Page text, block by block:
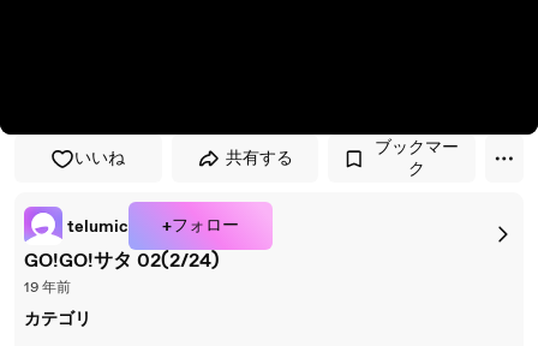
いいね 共有する
ブックマー
ク
telumic +フォロー
GO!GO!サタ 02(2/24)
19 年前
カテゴリ